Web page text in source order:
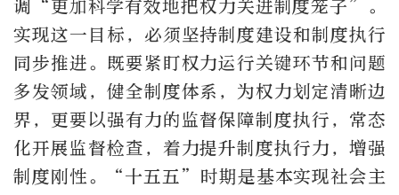
调“更加科学有效地把权力关进制度笼子”。
实现这一目标，必须坚持制度建设和制度执行
同步推进。既要紧盯权力运行关键环节和问题
多发领域，健全制度体系，为权力划定清晰边
界，更要以强有力的监督保障制度执行，常态
化开展监督检查，着力提升制度执行力，增强
制度刚性。“十五五”时期是基本实现社会主